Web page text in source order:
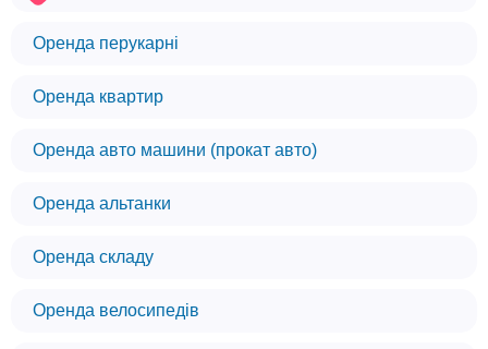
Оренда перукарні
Оренда квартир
Оренда авто машини (прокат авто)
Оренда альтанки
Оренда складу
Оренда велосипедів